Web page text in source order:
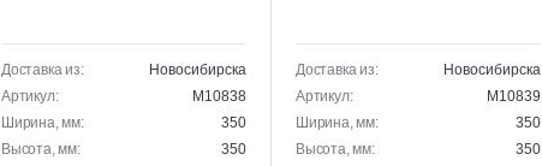
Доставка из:
Новосибирска
Артикул:
M10838
Ширина, мм:
350
Высота, мм:
350
Доставка из:
Новосибирска
Артикул:
M10839
Ширина, мм:
350
Высота, мм:
350